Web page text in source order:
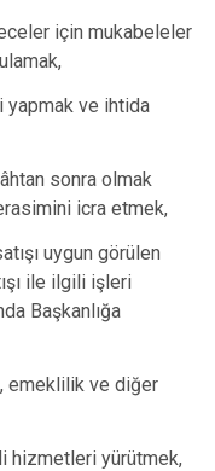
için mukabeleler
yapmak ve ihtida
sonra olmak
icra etmek,
uygun görülen
ile ilgili işleri
Başkanlığa
emeklilik ve diğer
hizmetleri yürütmek,